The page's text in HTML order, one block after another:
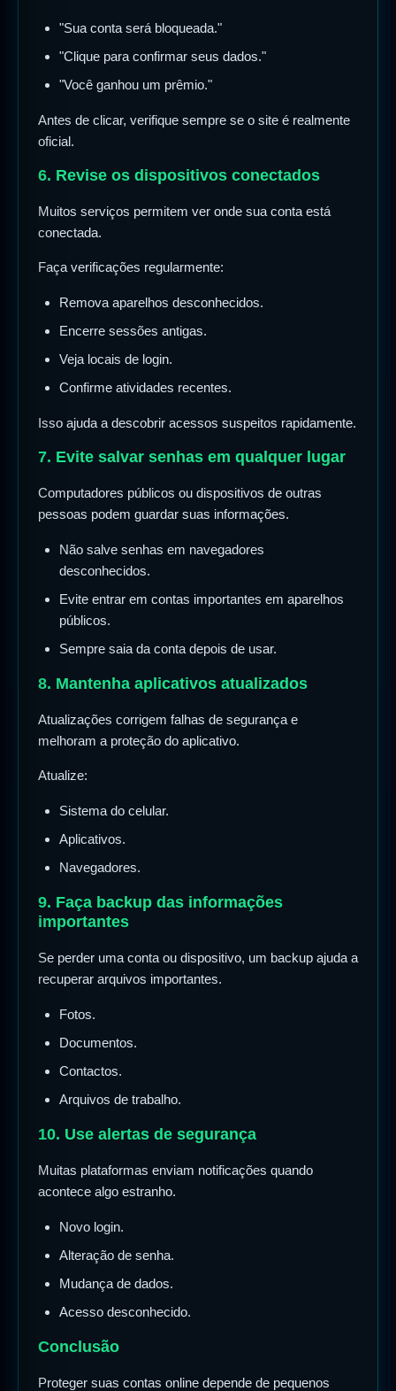
"Sua conta será bloqueada."
"Clique para confirmar seus dados."
"Você ganhou um prêmio."
Antes de clicar, verifique sempre se o site é realmente
oficial.
6. Revise os dispositivos conectados
Muitos serviços permitem ver onde sua conta está
conectada.
Faça verificações regularmente:
Remova aparelhos desconhecidos.
Encerre sessões antigas.
Veja locais de login.
Confirme atividades recentes.
Isso ajuda a descobrir acessos suspeitos rapidamente.
7. Evite salvar senhas em qualquer lugar
Computadores públicos ou dispositivos de outras
pessoas podem guardar suas informações.
Não salve senhas em navegadores
desconhecidos.
Evite entrar em contas importantes em aparelhos
públicos.
Sempre saia da conta depois de usar.
8. Mantenha aplicativos atualizados
Atualizações corrigem falhas de segurança e
melhoram a proteção do aplicativo.
Atualize:
Sistema do celular.
Aplicativos.
Navegadores.
9. Faça backup das informações
importantes
Se perder uma conta ou dispositivo, um backup ajuda a
recuperar arquivos importantes.
Fotos.
Documentos.
Contactos.
Arquivos de trabalho.
10. Use alertas de segurança
Muitas plataformas enviam notificações quando
acontece algo estranho.
Novo login.
Alteração de senha.
Mudança de dados.
Acesso desconhecido.
Conclusão
Proteger suas contas online depende de pequenos